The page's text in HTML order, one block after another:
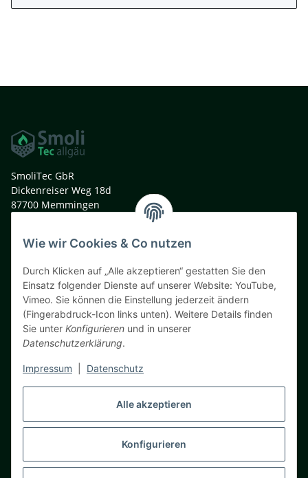
Alle akzeptieren
Konfigurieren
Wie wir Cookies & Co nutzen
Durch Klicken auf „Alle akzeptieren“ gestatten Sie den
Einsatz folgender Dienste auf unserer Website: YouTube,
Vimeo. Sie können die Einstellung jederzeit ändern
(Fingerabdruck-Icon links unten). Weitere Details finden
Sie unter Konfigurieren und in unserer
Datenschutzerklärung.
Impressum Datenschutz
SmoliTec GbR
Dickenreiser Weg 18d
87700 Memmingen
t. +49 (0)8331 991 33 44
info@smolitec.de
Informationen
Gesetzliche Informationen
Teil unseres Netzwerks:
Voltmaster – RC Store. 3D Print. Fun. ( B2C Shop )
Vertrag widerrufen